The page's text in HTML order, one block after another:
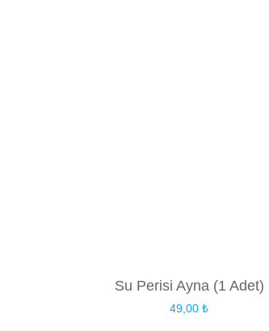
Su Perisi Ayna (1 Adet)
49,00 ₺